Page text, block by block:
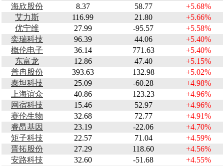
海欣股份
8.37 58.77
+5.68%
艾力斯
116.99 21.80
+5.66%
优宁维
27.99 -95.57
+5.58%
奕瑞科技
96.39 44.06
+5.40%
概伦电子
36.14 771.63
+5.40%
东富龙
12.86 47.40
+5.15%
普冉股份
393.63 132.98
+5.02%
泰坦科技
25.09 -60.28
+4.98%
上海谊众
40.86 123.23
+4.96%
网宿科技
15.46 52.97
+4.96%
赛伦生物
32.68 72.77
+4.91%
睿昂基因
23.19 -22.06
+4.70%
矩子科技
22.57 71.04
+4.59%
晋拓股份
27.29 118.60
+4.56%
安路科技
32.60 -51.68
+4.55%